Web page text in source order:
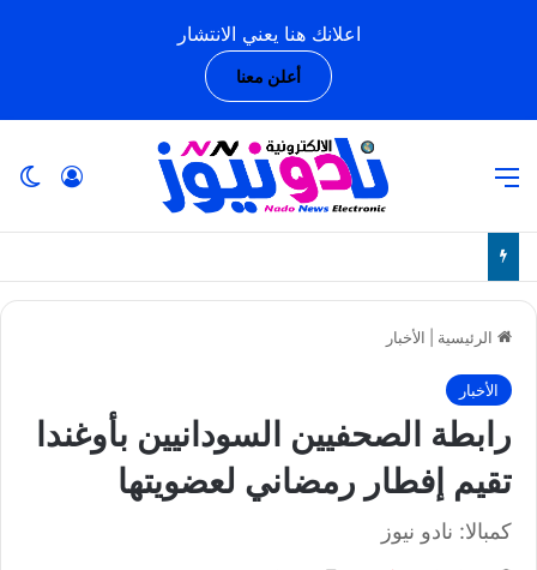
اعلانك هنا يعني الانتشار
أعلن معنا
الرئيسية الأخبار
الأخبار
رابطة الصحفيين السودانيين بأوغندا
تقيم إفطار رمضاني لعضويتها
كمبالا: نادو نيوز